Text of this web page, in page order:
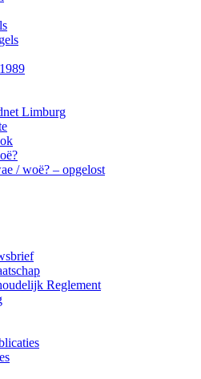
Limburg
/ woë? – opgelost
Reglement